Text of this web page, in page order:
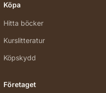
Köpa
Hitta böcker
Kurslitteratur
Köpskydd
Företaget